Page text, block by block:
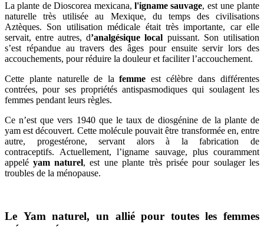
La plante de Dioscorea mexicana, l'igname sauvage, est une plante
naturelle très utilisée au Mexique, du temps des civilisations
Aztèques. Son utilisation médicale était très importante, car elle
servait, entre autres, d’analgésique local puissant. Son utilisation
s’est répandue au travers des âges pour ensuite servir lors des
accouchements, pour réduire la douleur et faciliter l’accouchement.
Cette plante naturelle de la femme est célèbre dans différentes
contrées, pour ses propriétés antispasmodiques qui soulagent les
femmes pendant leurs règles.
Ce n’est que vers 1940 que le taux de diosgénine de la plante de
yam est découvert. Cette molécule pouvait être transformée en, entre
autre, progestérone, servant alors à la fabrication de
contraceptifs. Actuellement, l’igname sauvage, plus couramment
appelé yam naturel, est une plante très prisée pour soulager les
troubles de la ménopause.
Le Yam naturel, un allié pour toutes les femmes